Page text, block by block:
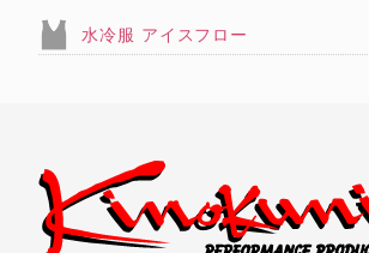
水冷服 アイスフロー